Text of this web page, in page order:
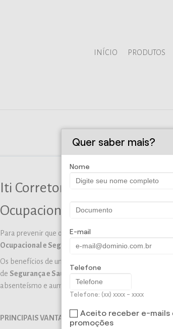
INÍCIO PRODUTOS
Iti Corretora e
Ocupacional
Para prevenir que os riscos ocupacionais
Ocupacional e Segurança no Trabalho,uma proposta
Os benefícios de uma ação eficiente para melhoria
de Segurança e Saúde Ocupaciona
l, permitem
absenteísmo e aumento da produtividade e dos
PRINCIPAIS VANTAGENS:
Quer saber mais?
Nome
E-mail
Telefone
Telefone: (xx) xxxx - xxxx
Aceito receber e-mails
promoções